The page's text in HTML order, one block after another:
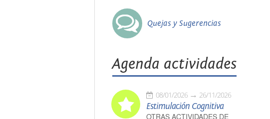
Quejas y Sugerencias
Agenda actividades
08/01/2026 26/11/2026
Estimulación Cognitiva
OTRAS ACTIVIDADES DE